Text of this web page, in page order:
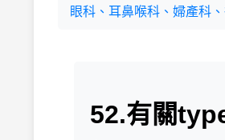
眼科、耳鼻喉科、婦產科
52.有關